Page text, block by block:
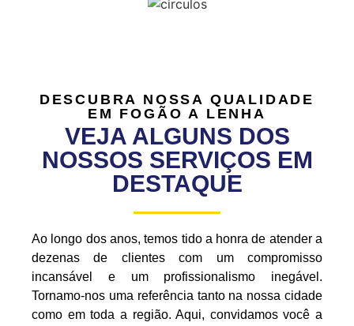
DESCUBRA NOSSA QUALIDADE
EM FOGÃO A LENHA
VEJA ALGUNS DOS
NOSSOS SERVIÇOS EM
DESTAQUE
Ao longo dos anos, temos tido a honra de atender a
dezenas de clientes com um compromisso
incansável e um profissionalismo inegável.
Tornamo-nos uma referência tanto na nossa cidade
como em toda a região. Aqui, convidamos você a